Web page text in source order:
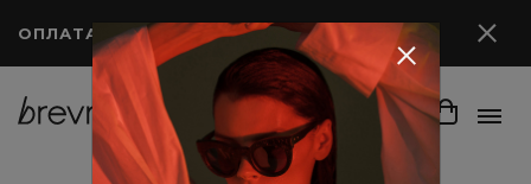
ОПЛАТА ПОСЛЕ ПРИМЕРКИ